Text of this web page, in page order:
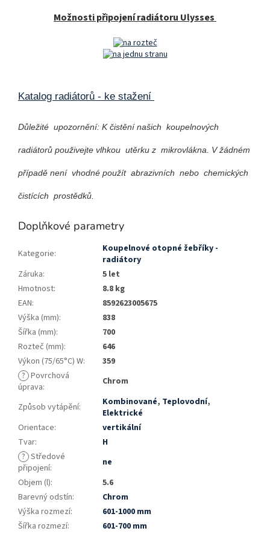
Možnosti připojení radiátoru Ulysses
Katalog radiátorů - ke stažení
Důležité upozornění: K čistění našich koupelnových
radiátorů použivejte vlhkou utěrku z mikrovlákna. V žádném
případě není vhodné použít abrazivních nebo chemických
čistících prostědků.
Doplňkové parametry
Kategorie:
Koupelnové otopné žebříky -
radiátory
Záruka:
5 let
Hmotnost:
8.8 kg
EAN:
8592623005675
Výška (mm):
838
Šířka (mm):
700
Rozteč (mm):
646
Výkon (75/65°C) W:
359
? Povrchová
úprava: Chrom
Způsob vytápění: Kombinované, Teplovodní,
Elektrické
Orientace:
vertikální
Tvar:
H
? Středové
připojení:
ne
Objem (l):
5.6
Barevný odstín:
Chrom
Výška rozmezí:
601-1000 mm
Šířka rozmezí:
601-700 mm